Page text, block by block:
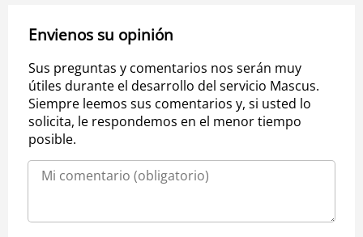
Envienos su opinión
Sus preguntas y comentarios nos serán muy
útiles durante el desarrollo del servicio Mascus.
Siempre leemos sus comentarios y, si usted lo
solicita, le respondemos en el menor tiempo
posible.